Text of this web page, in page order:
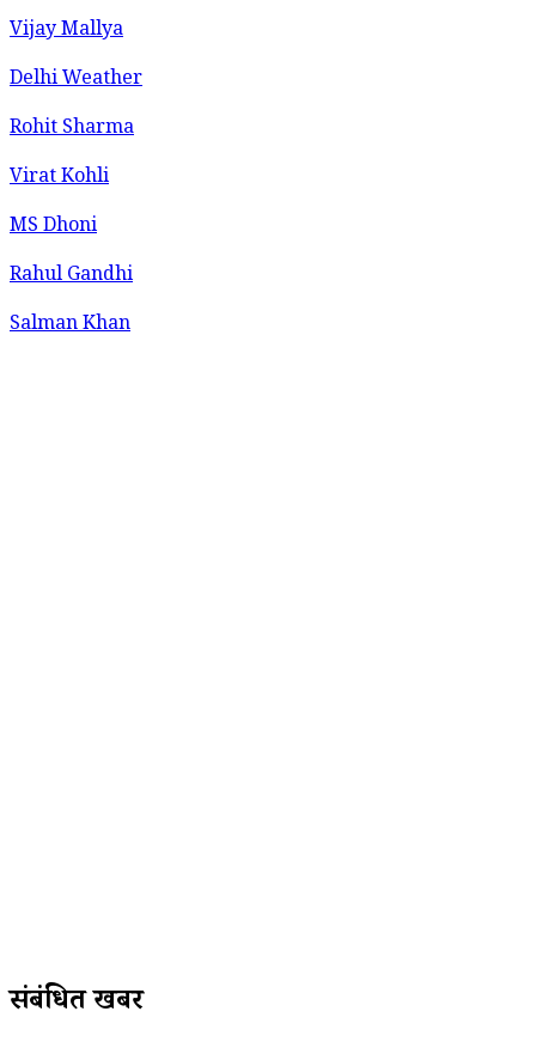
Vijay Mallya
Delhi Weather
Rohit Sharma
Virat Kohli
MS Dhoni
Rahul Gandhi
Salman Khan
संबंधित खबरें